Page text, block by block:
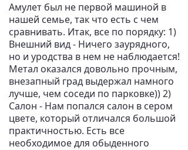
Амулет был не первой машиной в
нашей семье, так что есть с чем
сравнивать. Итак, все по порядку: 1)
Внешний вид - Ничего заурядного,
но и уродства в нем не наблюдается!
Метал оказался довольно прочным,
внезапный град выдержал намного
лучше, чем соседи по парковке)) 2)
Салон - Нам попался салон в сером
цвете, который отличался большой
практичностью. Есть все
необходимое для обыденного